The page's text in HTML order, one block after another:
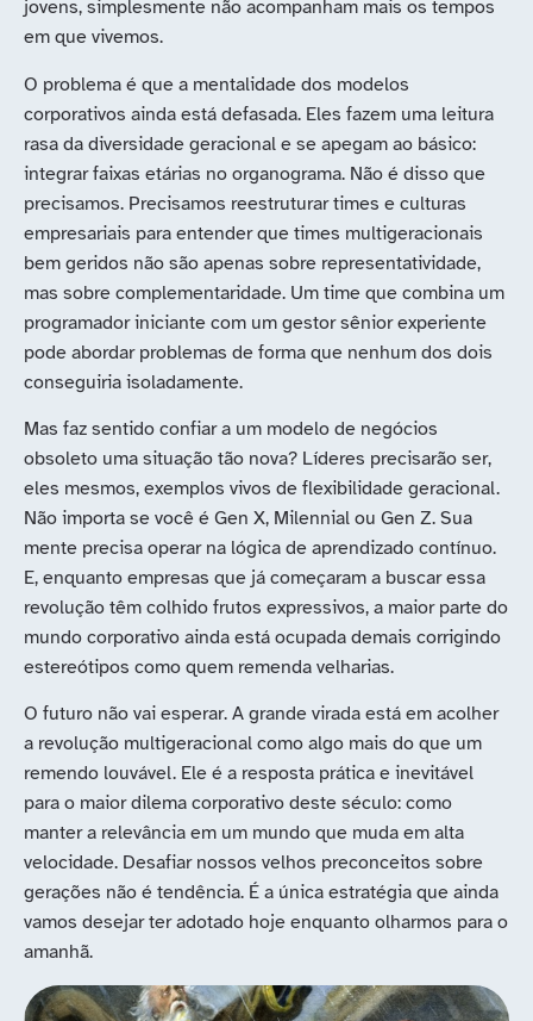
jovens, simplesmente não acompanham mais os tempos
em que vivemos.
O problema é que a mentalidade dos modelos
corporativos ainda está defasada. Eles fazem uma leitura
rasa da diversidade geracional e se apegam ao básico:
integrar faixas etárias no organograma. Não é disso que
precisamos. Precisamos reestruturar times e culturas
empresariais para entender que times multigeracionais
bem geridos não são apenas sobre representatividade,
mas sobre complementaridade. Um time que combina um
programador iniciante com um gestor sênior experiente
pode abordar problemas de forma que nenhum dos dois
conseguiria isoladamente.
Mas faz sentido confiar a um modelo de negócios
obsoleto uma situação tão nova? Líderes precisarão ser,
eles mesmos, exemplos vivos de flexibilidade geracional.
Não importa se você é Gen X, Milennial ou Gen Z. Sua
mente precisa operar na lógica de aprendizado contínuo.
E, enquanto empresas que já começaram a buscar essa
revolução têm colhido frutos expressivos, a maior parte do
mundo corporativo ainda está ocupada demais corrigindo
estereótipos como quem remenda velharias.
O futuro não vai esperar. A grande virada está em acolher
a revolução multigeracional como algo mais do que um
remendo louvável. Ele é a resposta prática e inevitável
para o maior dilema corporativo deste século: como
manter a relevância em um mundo que muda em alta
velocidade. Desafiar nossos velhos preconceitos sobre
gerações não é tendência. É a única estratégia que ainda
vamos desejar ter adotado hoje enquanto olharmos para o
amanhã.